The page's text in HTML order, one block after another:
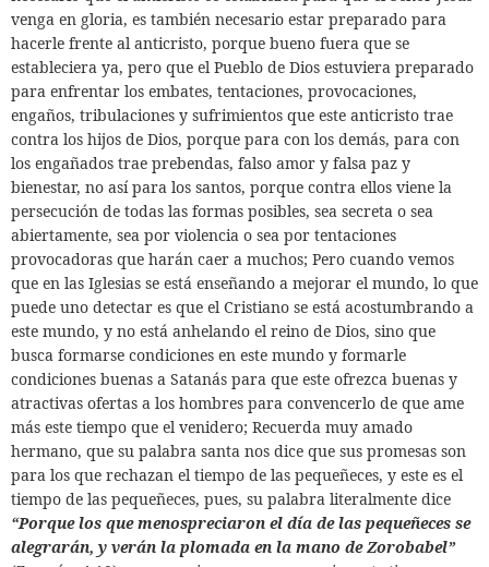
venga en gloria, es también necesario estar preparado para
hacerle frente al anticristo, porque bueno fuera que se
estableciera ya, pero que el Pueblo de Dios estuviera preparado
para enfrentar los embates, tentaciones, provocaciones,
engaños, tribulaciones y sufrimientos que este anticristo trae
contra los hijos de Dios, porque para con los demás, para con
los engañados trae prebendas, falso amor y falsa paz y
bienestar, no así para los santos, porque contra ellos viene la
persecución de todas las formas posibles, sea secreta o sea
abiertamente, sea por violencia o sea por tentaciones
provocadoras que harán caer a muchos; Pero cuando vemos
que en las Iglesias se está enseñando a mejorar el mundo, lo que
puede uno detectar es que el Cristiano se está acostumbrando a
este mundo, y no está anhelando el reino de Dios, sino que
busca formarse condiciones en este mundo y formarle
condiciones buenas a Satanás para que este ofrezca buenas y
atractivas ofertas a los hombres para convencerlo de que ame
más este tiempo que el venidero; Recuerda muy amado
hermano, que su palabra santa nos dice que sus promesas son
para los que rechazan el tiempo de las pequeñeces, y este es el
tiempo de las pequeñeces, pues, su palabra literalmente dice
“Porque los que menospreciaron el día de las pequeñeces se
alegrarán, y verán la plomada en la mano de Zorobabel”